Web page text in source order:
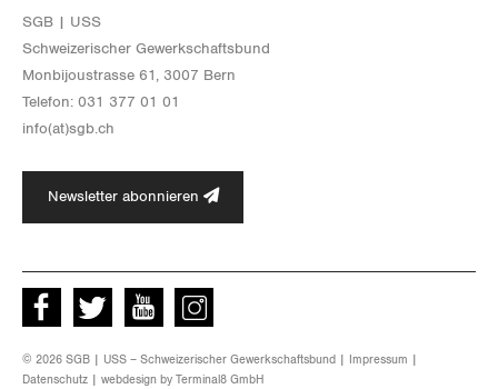
Zürich
SGB | USS
Schwei­ze­ri­scher Ge­werk­schafts­bund
Mon­bi­joustras­se 61, 3007 Bern
Te­le­fon: 031 377 01 01
info(at)​sgb.​ch
Newsletter abonnieren
Facebook Twitter Youtube instagram
© 2026 SGB | USS – Schweizerischer Gewerkschaftsbund | Impressum
Datenschutz | webdesign by Terminal8 GmbH